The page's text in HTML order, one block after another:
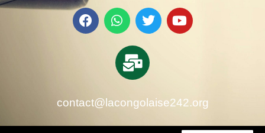
contact@lacongolaise242.org